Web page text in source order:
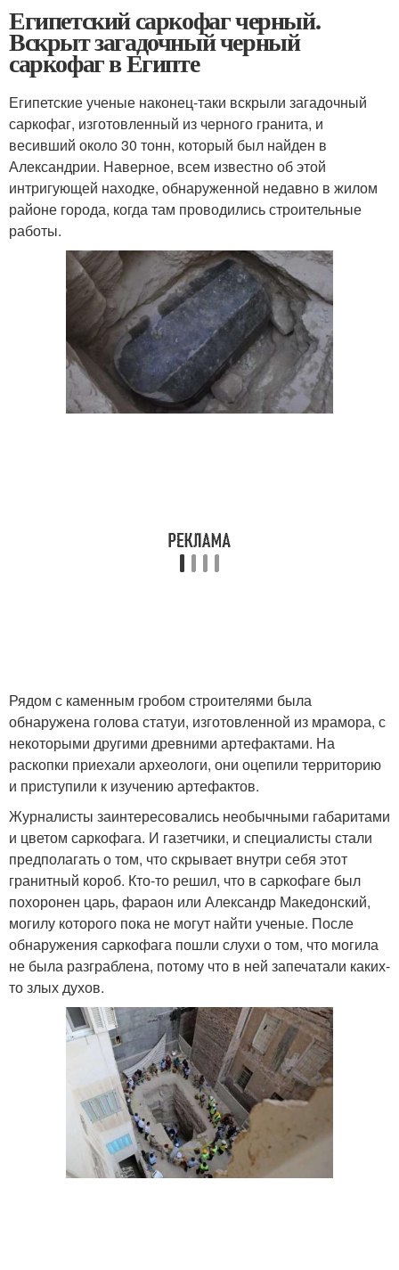
Египетский саркофаг черный.
Вскрыт загадочный черный
саркофаг в Египте
Египетские ученые наконец-таки вскрыли загадочный
саркофаг, изготовленный из черного гранита, и
весивший около 30 тонн, который был найден в
Александрии. Наверное, всем известно об этой
интригующей находке, обнаруженной недавно в жилом
районе города, когда там проводились строительные
работы.
Рядом с каменным гробом строителями была
обнаружена голова статуи, изготовленной из мрамора, с
некоторыми другими древними артефактами. На
раскопки приехали археологи, они оцепили территорию
и приступили к изучению артефактов.
Журналисты заинтересовались необычными габаритами
и цветом саркофага. И газетчики, и специалисты стали
предполагать о том, что скрывает внутри себя этот
гранитный короб. Кто-то решил, что в саркофаге был
похоронен царь, фараон или Александр Македонский,
могилу которого пока не могут найти ученые. После
обнаружения саркофага пошли слухи о том, что могила
не была разграблена, потому что в ней запечатали каких-
то злых духов.